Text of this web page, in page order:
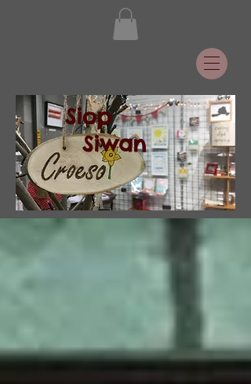
Siop
Siwan